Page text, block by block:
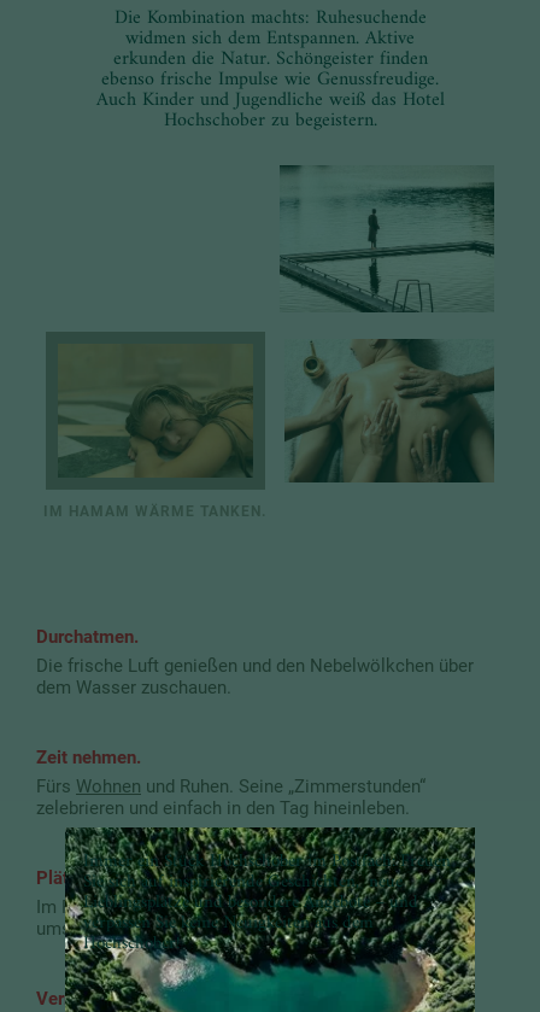
Immer ein Stück Hochschober im Postfach: Freuen
Sie sich auf inspirierende Geschichten, neue
Lieblingsplätze und besondere Angebote – und
verpassen Sie keine Neuigkeiten aus dem
Hochschober!
Die Kombination machts: Ruhesuchende
widmen sich dem Entspannen. Aktive
erkunden die Natur. Schöngeister finden
ebenso frische Impulse wie Genussfreudige.
Auch Kinder und Jugendliche weiß das Hotel
Hochschober zu begeistern.
IM HAMAM WÄRME TANKEN.
Durchatmen.
Die frische Luft genießen und den Nebelwölkchen über
dem Wasser zuschauen.
Zeit nehmen.
Fürs Wohnen und Ruhen. Seine „Zimmerstunden“
zelebrieren und einfach in den Tag hineinleben.
Plätschern.
Im Felsen-Bad, wo warmes Wasser den Körper
umschmeichelt und die Luft erfrischt.
Verreisen.